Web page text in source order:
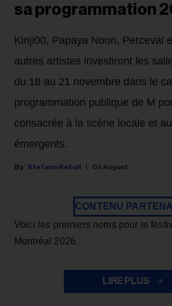
sa programmation
Kinji00, Papaya Noon, Perceval
autres artistes investiront les
du 18 au 21 novembre dans le
programmation publique de M
consacrée à la scène locale et
émergents.
Stefano Rebuli 05 August
CONTENU
Voici les premiers noms pour le
Montréal 2026.
LIRE PLUS